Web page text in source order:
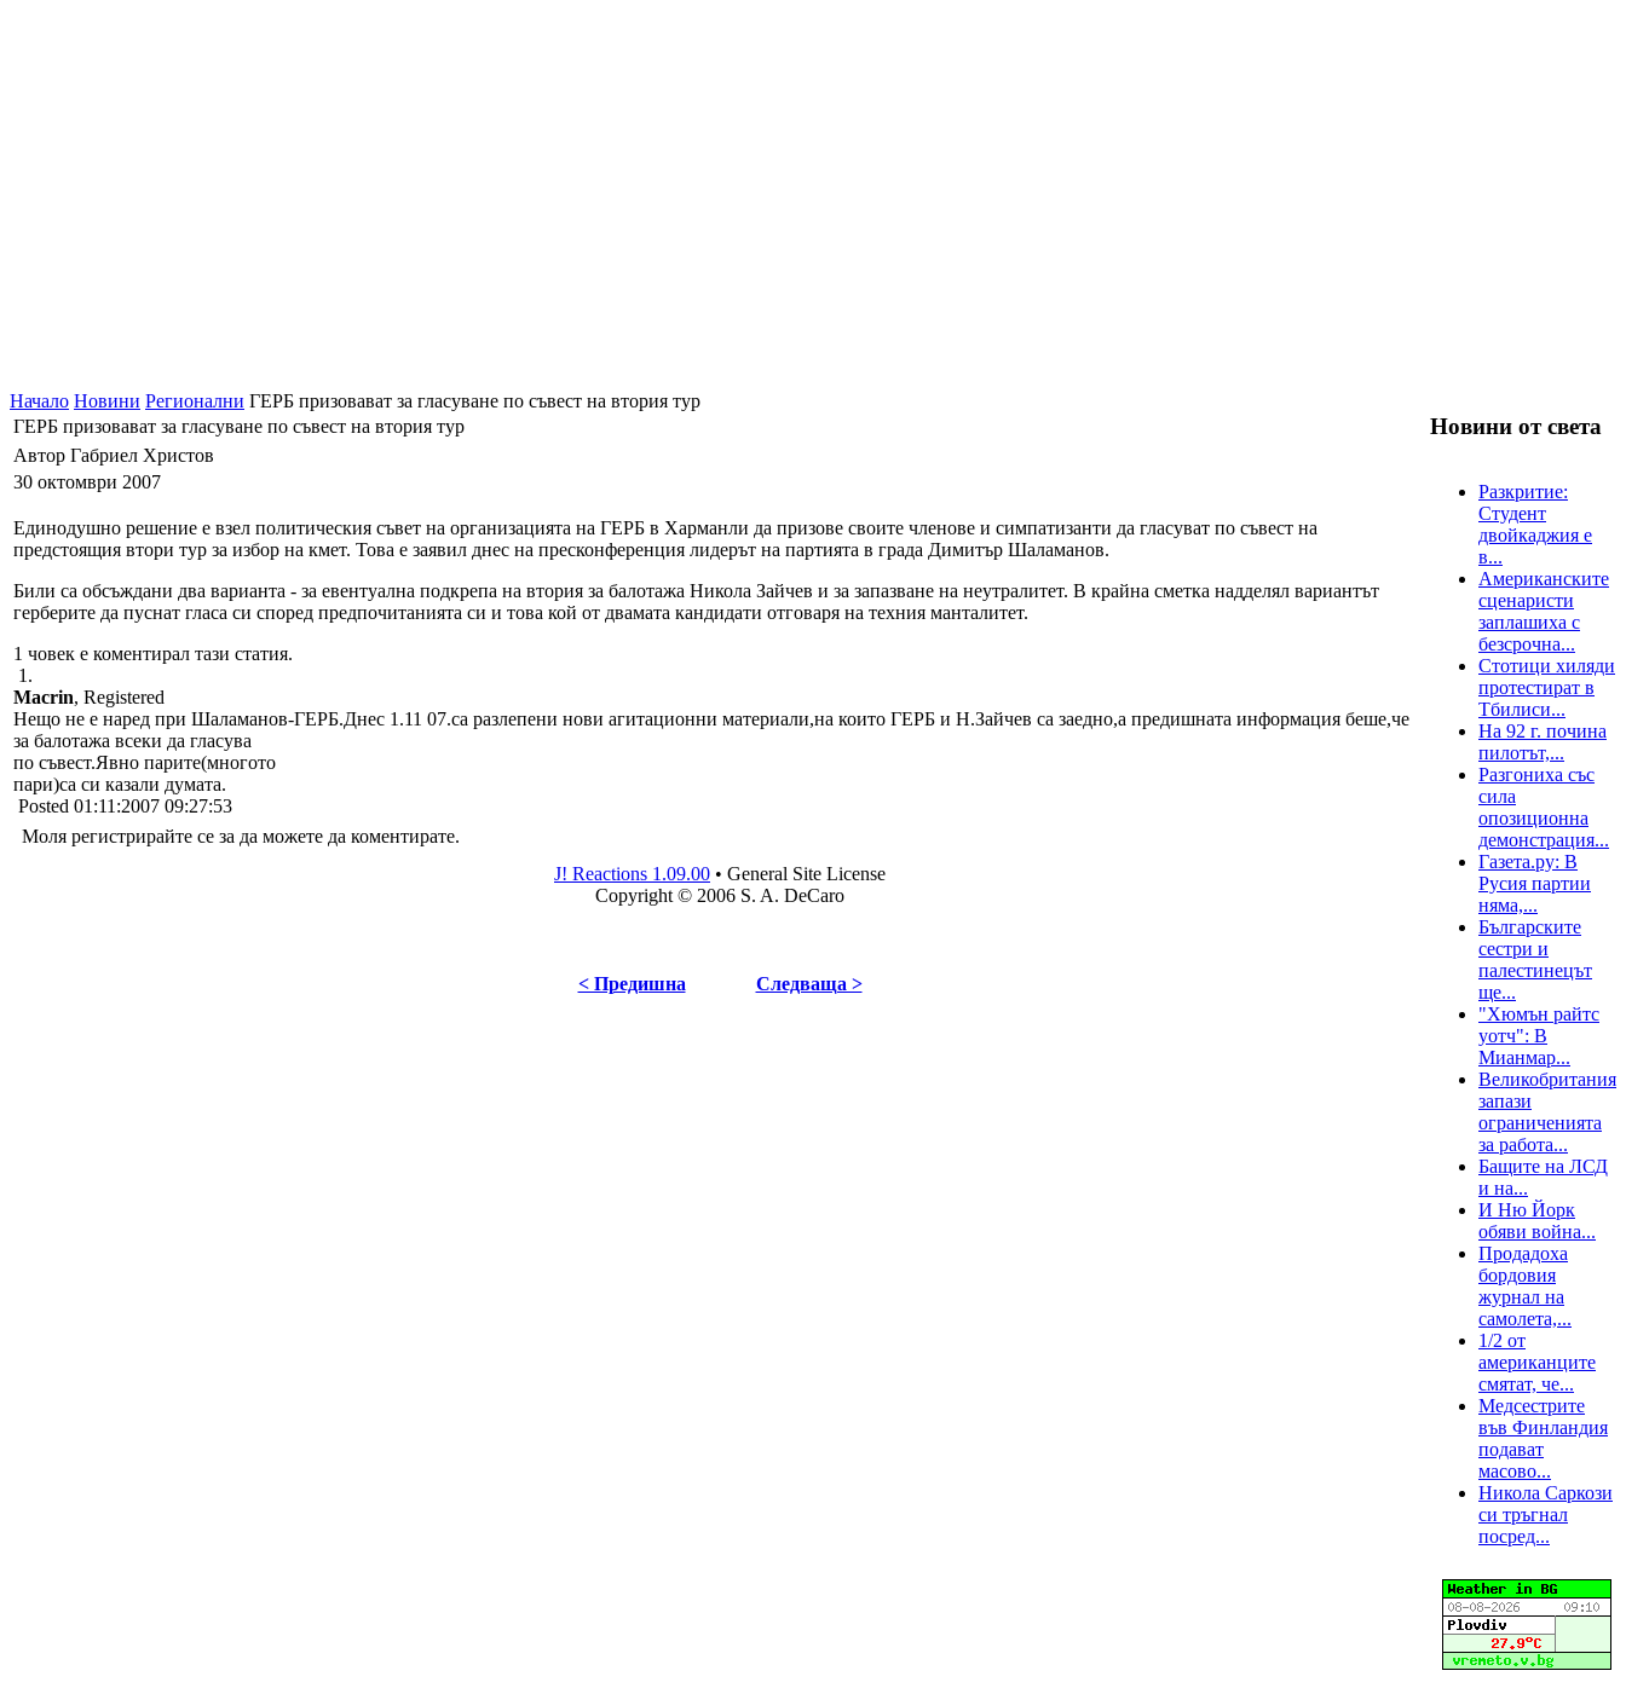
Начало Новини Регионални ГЕРБ призовават за гласуване по съвест на втория тур
ГЕРБ призовават за гласуване по съвест на втория тур
Автор Габриел Христов
30 октомври 2007
Единодушно решение е взел политическия съвет на организацията на ГЕРБ в Харманли да призове своите членове и симпатизанти да гласуват по съвест на
предстоящия втори тур за избор на кмет. Това е заявил днес на пресконференция лидерът на партията в града Димитър Шаламанов.
Били са обсъждани два варианта - за евентуална подкрепа на втория за балотажа Никола Зайчев и за запазване на неутралитет. В крайна сметка надделял вариантът
герберите да пуснат гласа си според предпочитанията си и това кой от двамата кандидати отговаря на техния манталитет.
1 човек е коментирал тази статия.
1.
Macrin, Registered
Нещо не е наред при Шаламанов-ГЕРБ.Днес 1.11 07.са разлепени нови агитационни материали,на които ГЕРБ и Н.Зайчев са заедно,а предишната информация беше,че
за балотажа всеки да гласува
по съвест.Явно парите(многото
пари)са си казали думата.
Posted 01:11:2007 09:27:53
Моля регистрирайте се за да можете да коментирате.
J! Reactions 1.09.00 • General Site License
Copyright © 2006 S. A. DeCaro
< Предишна Следваща >
Новини от света
Разкритие:
Студент
двойкаджия е
в...
Американските
сценаристи
заплашиха с
безсрочна...
Стотици хиляди
протестират в
Тбилиси...
На 92 г. почина
пилотът,...
Разгониха със
сила
опозиционна
демонстрация...
Газета.ру: В
Русия партии
няма,...
Българските
сестри и
палестинецът
ще...
"Хюмън райтс
уотч": В
Мианмар...
Великобритания
запази
ограниченията
за работа...
Бащите на ЛСД
и на...
И Ню Йорк
обяви война...
Продадоха
бордовия
журнал на
самолета,...
1/2 от
американците
смятат, че...
Медсестрите
във Финландия
подават
масово...
Никола Саркози
си тръгнал
посред...